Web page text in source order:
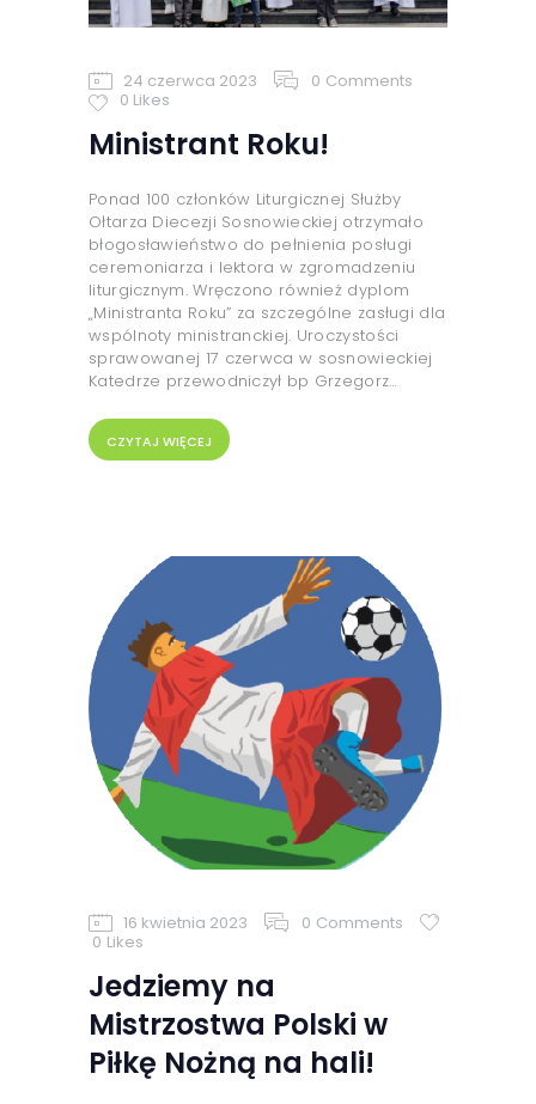
24 czerwca 2023 0 Comments
0 Likes
Ministrant Roku!
Ponad 100 członków Liturgicznej Służby
Ołtarza Diecezji Sosnowieckiej otrzymało
błogosławieństwo do pełnienia posługi
ceremoniarza i lektora w zgromadzeniu
liturgicznym. Wręczono również dyplom
„Ministranta Roku” za szczególne zasługi dla
wspólnoty ministranckiej. Uroczystości
sprawowanej 17 czerwca w sosnowieckiej
Katedrze przewodniczył bp Grzegorz…
CZYTAJ WIĘCEJ
16 kwietnia 2023 0 Comments
0 Likes
Jedziemy na
Mistrzostwa Polski w
Piłkę Nożną na hali!